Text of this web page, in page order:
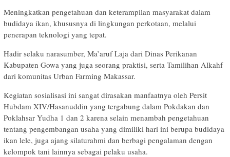
Meningkatkan pengetahuan dan keterampilan masyarakat dalam
budidaya ikan, khususnya di lingkungan perkotaan, melalui
penerapan teknologi yang tepat.
Hadir selaku narasumber, Ma’aruf Laja dari Dinas Perikanan
Kabupaten Gowa yang juga seorang praktisi, serta Tamilihan Alkahf
dari komunitas Urban Farming Makassar.
Kegiatan sosialisasi ini sangat dirasakan manfaatnya oleh Persit
Hubdam XIV/Hasanuddin yang tergabung dalam Pokdakan dan
Poklahsar Yudha 1 dan 2 karena selain menambah pengetahuan
tentang pengembangan usaha yang dimiliki hari ini berupa budidaya
ikan lele, juga ajang silaturahmi dan berbagi pengalaman dengan
kelompok tani lainnya sebagai pelaku usaha.